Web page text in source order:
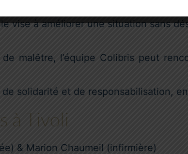
vise à améliorer une situation sans
malêtre, l’équipe Colibris peut
solidarité et de responsabilisation,
à Tivoli
& Marion Chaumeil (infirmière)